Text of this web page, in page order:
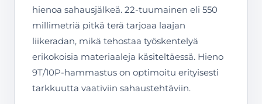
hienoa sahausjälkeä. 22-tuumainen eli 550
millimetriä pitkä terä tarjoaa laajan
liikeradan, mikä tehostaa työskentelyä
erikokoisia materiaaleja käsiteltäessä. Hieno
9T/10P-hammastus on optimoitu erityisesti
tarkkuutta vaativiin sahaustehtäviin.